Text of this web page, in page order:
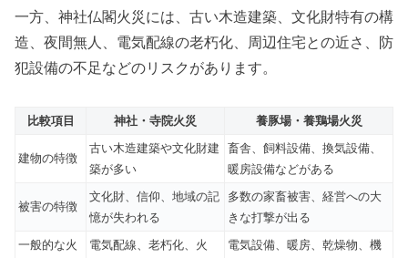
一方、神社仏閣火災には、古い木造建築、文化財特有の構
造、夜間無人、電気配線の老朽化、周辺住宅との近さ、防
犯設備の不足などのリスクがあります。
比較項目 神社・寺院火災 養豚場・養鶏場火災
建物の特徴
古い木造建築や文化財建
築が多い
畜舎、飼料設備、換気設備、
暖房設備などがある
被害の特徴
文化財、信仰、地域の記
憶が失われる
多数の家畜被害、経営への大
きな打撃が出る
一般的な火
電気配線、老朽化、火
電気設備、暖房、乾燥物、機